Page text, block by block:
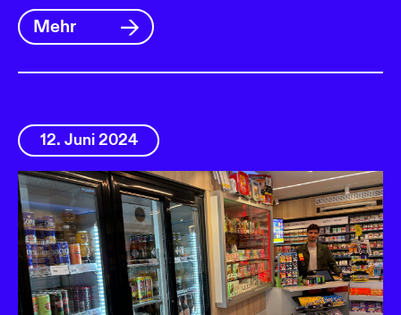
Mehr
12. Juni 2024